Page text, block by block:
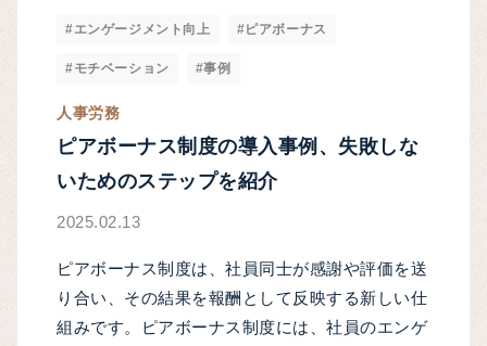
#エンゲージメント向上 #ピアボーナス
#モチベーション #事例
人事労務
ピアボーナス制度の導入事例、失敗しな
いためのステップを紹介
2025.02.13
ピアボーナス制度は、社員同士が感謝や評価を送
り合い、その結果を報酬として反映する新しい仕
組みです。ピアボーナス制度には、社員のエンゲ